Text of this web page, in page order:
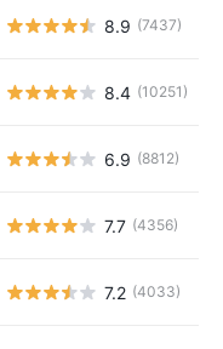
8.9 (7437)
8.4 (10251)
6.9 (8812)
7.7 (4356)
7.2 (4033)